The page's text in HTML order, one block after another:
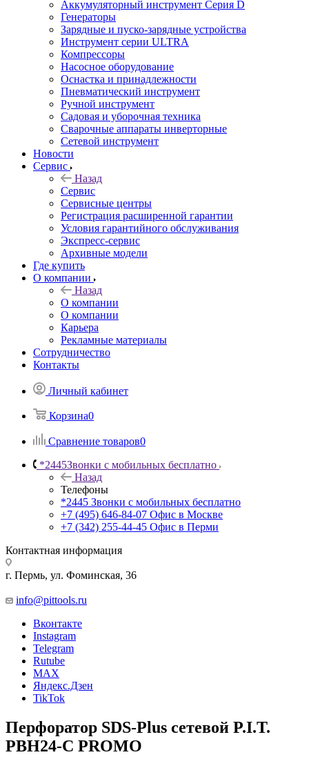
Аккумуляторный инструмент Серия D
Генераторы
Зарядные и пуско-зарядные устройства
Инструмент серии ULTRA
Компрессоры
Насосное оборудование
Оснастка и принадлежности
Пневматический инструмент
Ручной инструмент
Садовая и уборочная техника
Сварочные аппараты инверторные
Сетевой инструмент
Новости
Сервис
Назад
Сервис
Сервисные центры
Регистрация расширенной гарантии
Условия гарантийного обслуживания
Экспресс-сервис
Архивные модели
Где купить
О компании
Назад
О компании
О компании
Карьера
Рекламные материалы
Сотрудничество
Контакты
Личный кабинет
Корзина0
Сравнение товаров0
*2445Звонки с мобильных бесплатно
Назад
Телефоны
*2445 Звонки с мобильных бесплатно
+7 (495) 646-84-07 Офис в Москве
+7 (342) 255-44-45 Офис в Перми
Контактная информация
г. Пермь, ул. Фоминская, 36
info@pittools.ru
Вконтакте
Instagram
Telegram
Rutube
MAX
Яндекс.Дзен
TikTok
Перфоратор SDS-Plus сетевой P.I.T.
PBH24-C PROMO